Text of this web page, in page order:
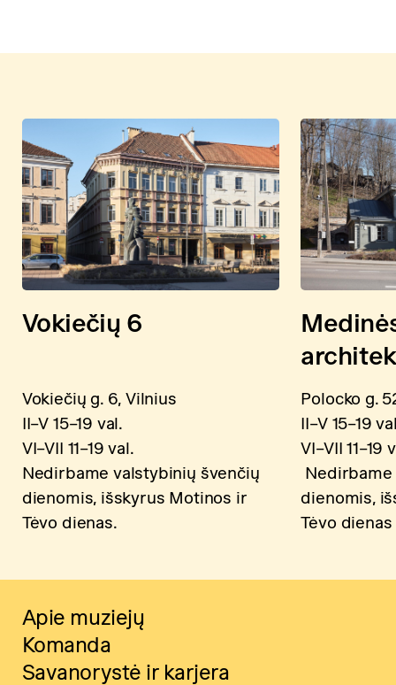
Vokiečių 6
Vokiečių g. 6, Vilnius
II–V 15–19 val.
VI–VII 11–19 val.
Nedirbame valstybinių švenčių
dienomis, išskyrus Motinos ir
Tėvo dienas.
Polocko g.
II–V 15–19
VI–VII 11–19
dienomis,
Tėvo dienas
Apie muziejų
Komanda
Savanorystė ir karjera